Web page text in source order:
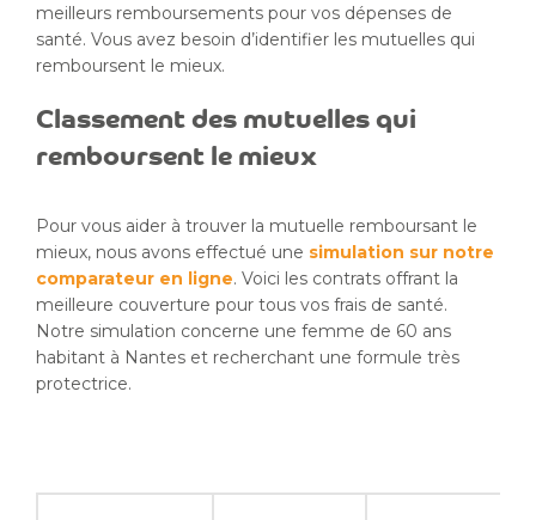
meilleurs remboursements pour vos dépenses de
santé. Vous avez besoin d’identifier les mutuelles qui
remboursent le mieux.
Classement des mutuelles qui
remboursent le mieux
Pour vous aider à trouver la mutuelle remboursant le
mieux, nous avons effectué une simulation sur notre
comparateur en ligne. Voici les contrats offrant la
meilleure couverture pour tous vos frais de santé.
Notre simulation concerne une femme de 60 ans
habitant à Nantes et recherchant une formule très
protectrice.